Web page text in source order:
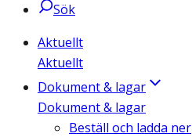
Sök
Aktuellt
Aktuellt
Dokument & lagar
Dokument & lagar
Beställ och ladda ner